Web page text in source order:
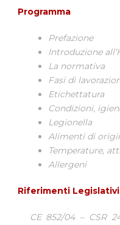
Programma
Prefazione
Introduzione
La normativa
Fasi di
Etichettatura
Condizioni,
Legionella
Alimenti di
Temperature,
Allergeni
Riferimenti Legislativi
CE 852/04 – CSR